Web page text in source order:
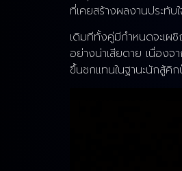
ที่เคยสร้างผลงานประทับ
เดิมทีทั้งคู่มีกำหนดจะเ
อย่างน่าเสียดาย เนื่องจ
ขึ้นชกแทนในฐานะนักสู้คิ